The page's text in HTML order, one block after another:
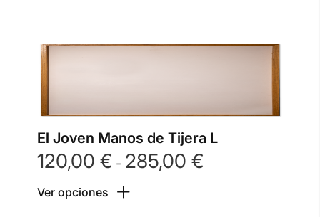
El Joven Manos de Tijera L
120,00 € - 285,00 €
Ver opciones